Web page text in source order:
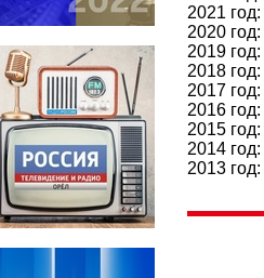
2021 год:
2020 год:
2019 год:
2018 год:
2017 год:
2016 год:
2015 год:
2014 год:
2013 год: